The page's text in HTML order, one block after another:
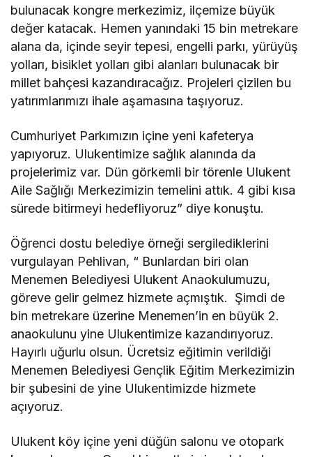
bulunacak kongre merkezimiz, ilçemize büyük
değer katacak. Hemen yanındaki 15 bin metrekare
alana da, içinde seyir tepesi, engelli parkı, yürüyüş
yolları, bisiklet yolları gibi alanları bulunacak bir
millet bahçesi kazandıracağız. Projeleri çizilen bu
yatırımlarımızı ihale aşamasına taşıyoruz.
Cumhuriyet Parkımızın içine yeni kafeterya
yapıyoruz. Ulukentimize sağlık alanında da
projelerimiz var. Dün görkemli bir törenle Ulukent
Aile Sağlığı Merkezimizin temelini attık. 4 gibi kısa
sürede bitirmeyi hedefliyoruz” diye konuştu.
Öğrenci dostu belediye örneği sergilediklerini
vurgulayan Pehlivan, “ Bunlardan biri olan
Menemen Belediyesi Ulukent Anaokulumuzu,
göreve gelir gelmez hizmete açmıştık. Şimdi de
bin metrekare üzerine Menemen’in en büyük 2.
anaokulunu yine Ulukentimize kazandırıyoruz.
Hayırlı uğurlu olsun. Ücretsiz eğitimin verildiği
Menemen Belediyesi Gençlik Eğitim Merkezimizin
bir şubesini de yine Ulukentimizde hizmete
açıyoruz.
Ulukent köy içine yeni düğün salonu ve otopark